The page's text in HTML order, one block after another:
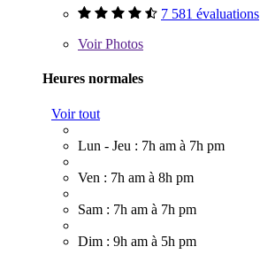
7 581 évaluations
VoirPhotos
Heures normales
Voir tout
Lun - Jeu : 7h am à 7h pm
Ven : 7h am à 8h pm
Sam : 7h am à 7h pm
Dim : 9h am à 5h pm